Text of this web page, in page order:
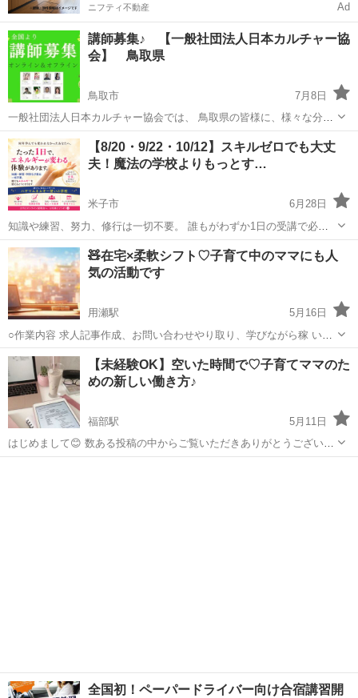
ニフティ不動産 Ad
講師募集♪ 【一般社団法人日本カルチャー協
会】 鳥取県
鳥取市
7月8日
一般社団法人日本カルチャー協会では、 鳥取県の皆様に、様々な分野
の講師募集を行っております。 講師活動は、オンラインやオフライン
（全国50教室以上）でも可能です。 講師経験が少ない方や未経験の方
も歓迎致します。 ...
鳥取 鳥取市
【8/20・9/22・10/12】スキルゼロでも大丈
夫！魔法の学校よりもっとす…
米子市
6月28日
知識や練習、努力、修行は一切不要。 誰もがわずか1日の受講で必ず
「エネルギー使い」になれる── それが、他に類を見ない世界で唯一無
二の 「ハヤマエネルギー使いの学校」です。 レベル別の講習や追...
鳥取 米子市 その他 セッション
🧸在宅×柔軟シフト♡子育て中のママにも人
気の活動です
用瀬駅
5月16日
○作業内容 求人記事作成、お問い合わせやり取り、学びながら稼 いで
いただきます。 ○活動時間はご自身の出来る時間帯で大丈夫です。 長
期的にお付き合いできる方で、業 務 連 絡をコマメにとれる方を希
望。 ...
鳥取 八頭郡 用瀬駅 その他 ママ
【未経験OK】空いた時間で♡子育てママのた
めの新しい働き方♪
福部駅
5月11日
はじめまして😊 数ある投稿の中からご覧いただきありがとうございま
す。 「副業に興味はあるけど、 何から始めたらいいかわからない」
全国初！ペーパードライバー向け合宿講習開